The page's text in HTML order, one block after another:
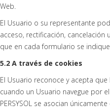
Web.
El Usuario o su representante
acceso, rectificación,
que en cada formulario se
5.2 A través de cookies
El Usuario reconoce y acepta que
cuando un Usuario navegue por
PERSYSOL se asocian